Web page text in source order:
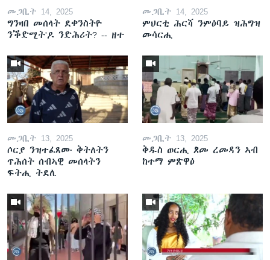
መጋቢት 14, 2025
ግንዛበ መሰላት ደቀንስትዮ
ንቕድሚት'ዶ ንድሕሪት? -- ዘተ
መጋቢት 14, 2025
ምህርቲ ሕርሻ ንምዕባይ ዝሕግዝ
መሳርሒ
መጋቢት 13, 2025
ሶርያ ንዝተፈጸሙ ቅትለትን
ጥሕሰት ሰብኣዊ መሰላትን
ፍትሒ ትደሊ
መጋቢት 13, 2025
ቅዱስ ወርሒ ጾመ ረመዳን ኣብ
ከተማ ምጽዋዕ